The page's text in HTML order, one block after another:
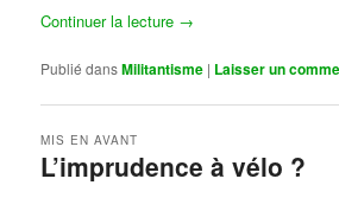
Continuer la lecture →
Publié dansMilitantisme | Laisser un
L’imprudence à vélo ?
MIS EN AVANT